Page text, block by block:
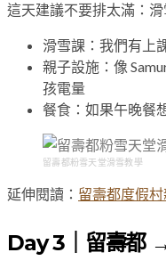
這天建議不要排太滿：
滑雪課：我們有上
親子設施：像
孩電量
餐食：如果午晚餐
留壽都粉雪天堂滑雪教學
延伸閱讀： 留壽都度假
Day 3｜留壽都